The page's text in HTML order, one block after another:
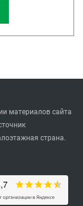
материалов сайта
страна.